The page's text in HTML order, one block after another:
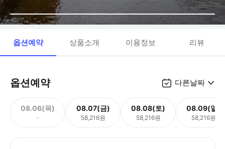
옵션예약 상품소개 이용정보 리뷰
옵션예약 다른날짜
08.06(목)
-
08.07(금)
58,216원
08.08(토)
58,216원
08.09(일)
58,216원